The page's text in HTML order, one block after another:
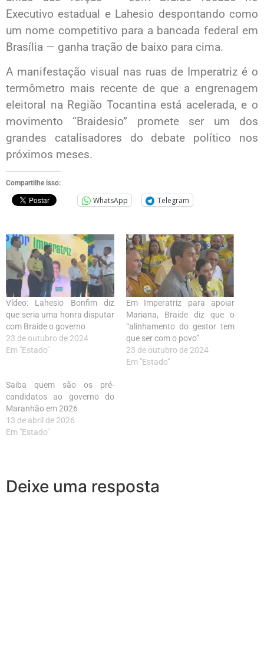
Executivo estadual e Lahesio despontando como
um nome competitivo para a bancada federal em
Brasília — ganha tração de baixo para cima.
A manifestação visual nas ruas de Imperatriz é o
termômetro mais recente de que a engrenagem
eleitoral na Região Tocantina está acelerada, e o
movimento “Braidesio” promete ser um dos
grandes catalisadores do debate político nos
próximos meses.
Compartilhe isso:
WhatsApp Telegram
Vídeo: Lahesio Bonfim diz
que seria uma honra disputar
com Braide o governo
23 de outubro de 2024
Em "Estado"
Em Imperatriz para apoiar
Mariana, Braide diz que o
“alinhamento do gestor tem
que ser com o povo”
23 de outubro de 2024
Em "Estado"
Saiba quem são os pré-
candidatos ao governo do
Maranhão em 2026
13 de abril de 2026
Em "Estado"
Deixe uma resposta